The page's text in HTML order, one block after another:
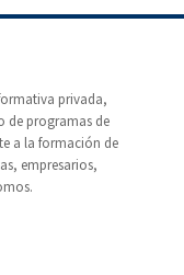
privada,
de programas de
a la formación de
empresarios,